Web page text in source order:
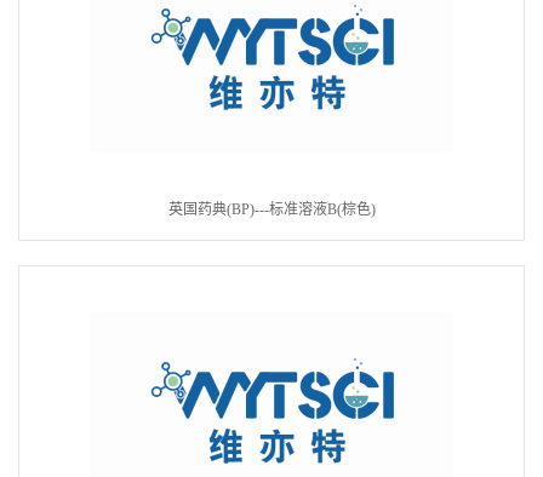
英国药典(BP)---标准溶液B(棕色)